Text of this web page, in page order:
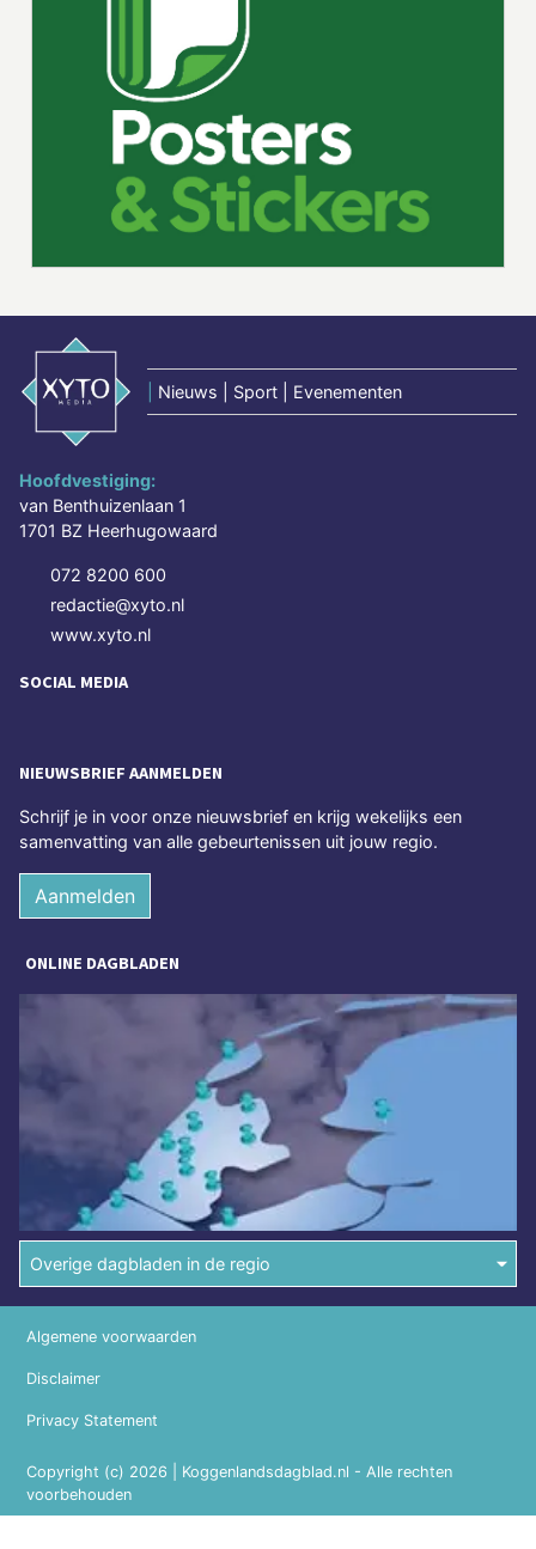
Nieuws | Sport | Evenementen
Hoofdvestiging:
van Benthuizenlaan 1
1701 BZ Heerhugowaard
072 8200 600
redactie@xyto.nl
www.xyto.nl
SOCIAL MEDIA
NIEUWSBRIEF AANMELDEN
Schrijf je in voor onze nieuwsbrief en krijg wekelijks een
samenvatting van alle gebeurtenissen uit jouw regio.
Aanmelden
ONLINE DAGBLADEN
Overige dagbladen in de regio
Copyright (c) 2026 | Koggenlandsdagblad.nl - Alle rechten
voorbehouden
Algemene voorwaarden
Disclaimer
Privacy Statement